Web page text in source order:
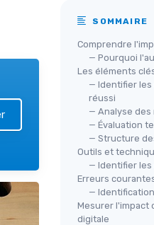
SOMMAIRE
Comprendre
— Pourquoi
Les éléments
— Identifier
réussi
— Analyse
— Évaluation
— Structure
Outils et
— Identifier
Erreurs
—
Mesurer l'impact
digitale